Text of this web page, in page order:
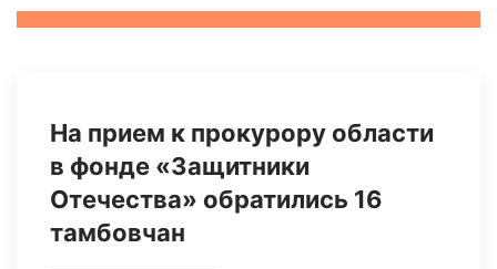
На прием к прокурору области
в фонде «Защитники
Отечества» обратились 16
тамбовчан